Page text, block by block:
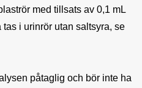
med tillsats av 0,1 mL
i urinrör utan saltsyra, se
påtaglig och bör inte ha